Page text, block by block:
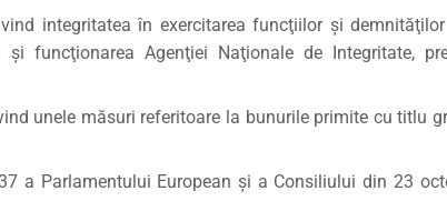
integritatea în exercitarea funcţiilor şi
şi funcţionarea Agenţiei Naţionale de Integritate,
unele măsuri referitoare la bunurile primite cu titlu
a Parlamentului European și a Consiliului din 23